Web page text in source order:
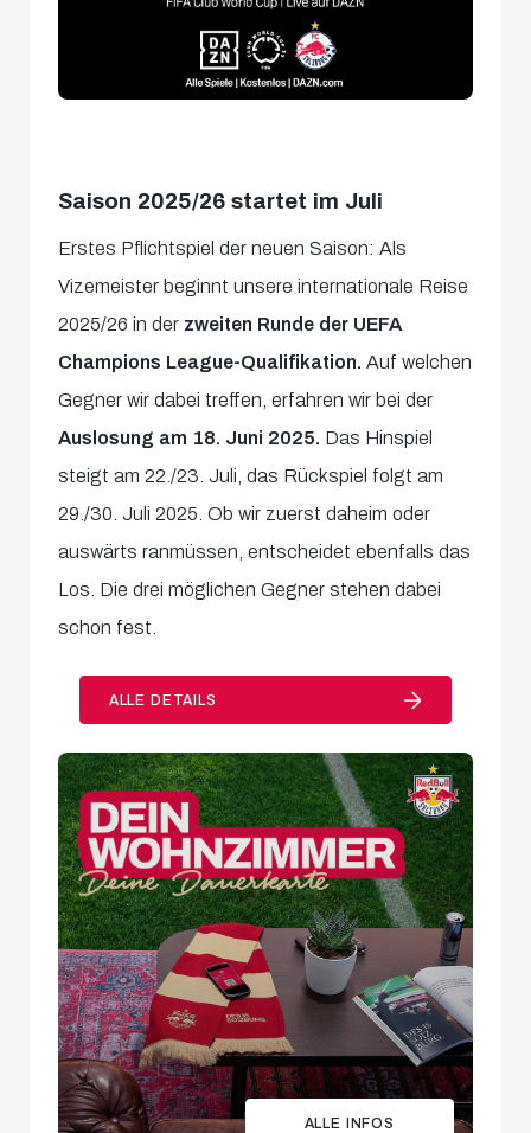
Saison 2025/26 startet im Juli
Erstes Pflichtspiel der neuen Saison: Als
Vizemeister beginnt unsere internationale Reise
2025/26 in der zweiten Runde der UEFA
Champions League-Qualifikation.Auf welchen
Gegner wir dabei treffen, erfahren wir bei der
Auslosung am 18. Juni 2025. Das Hinspiel
steigt am 22./23. Juli, das Rückspiel folgt am
29./30. Juli 2025. Ob wir zuerst daheim oder
auswärts ranmüssen, entscheidet ebenfalls das
Los. Die drei möglichen Gegner stehen dabei
schon fest.
ALLE DETAILS
ALLE INFOS